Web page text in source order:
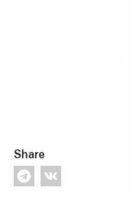
Share